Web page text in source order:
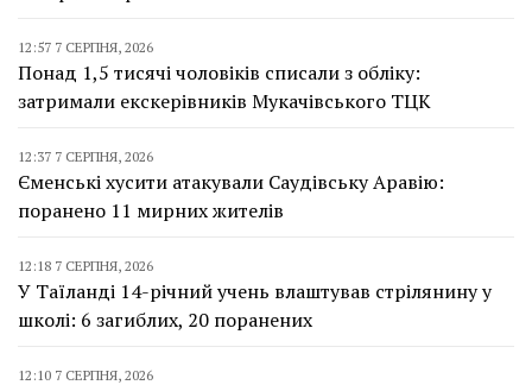
12:57 7 СЕРПНЯ, 2026
Понад 1,5 тисячі чоловіків списали з обліку:
затримали екскерівників Мукачівського ТЦК
12:37 7 СЕРПНЯ, 2026
Єменські хусити атакували Саудівську Аравію:
поранено 11 мирних жителів
12:18 7 СЕРПНЯ, 2026
У Таїланді 14-річний учень влаштував стрілянину у
школі: 6 загиблих, 20 поранених
12:10 7 СЕРПНЯ, 2026